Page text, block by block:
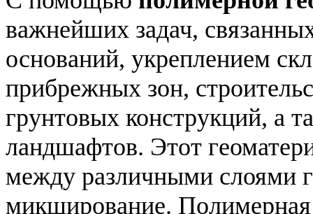
важнейших задач,
оснований, укреплением
прибрежных зон,
грунтовых конструкций, а
ландшафтов. Этот
между различными слоями
микширование.